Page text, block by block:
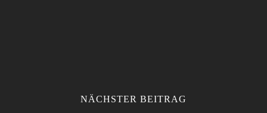
NÄCHSTER BEITRAG